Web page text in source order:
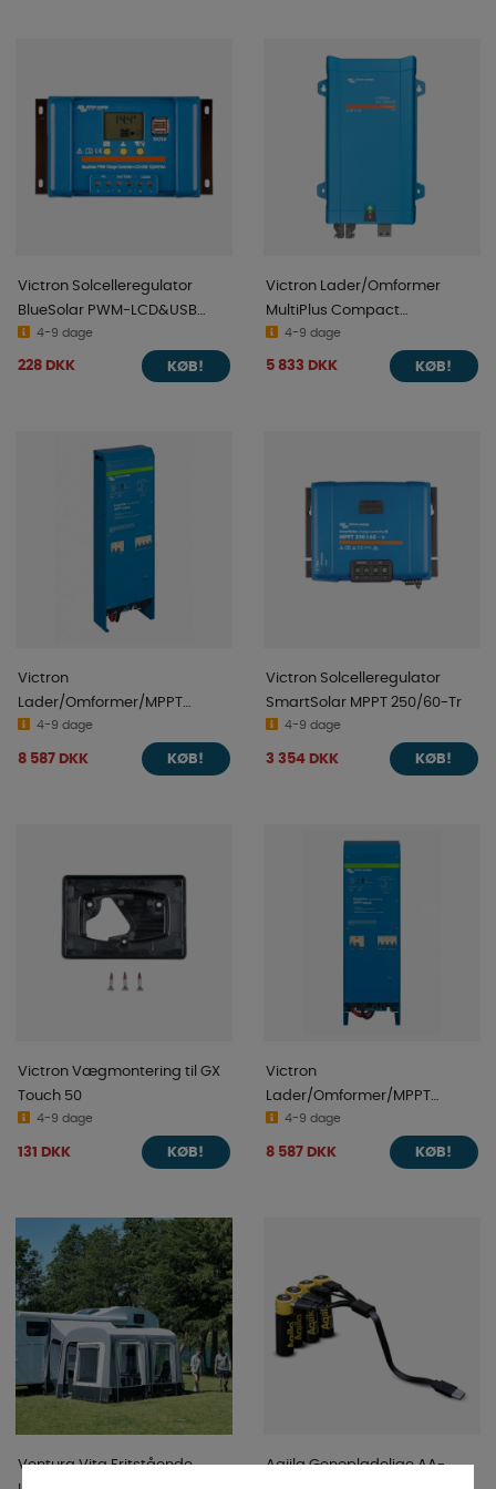
Victron Solcelleregulator
BlueSolar PWM-LCD&USB
12/24V-10A
4-9 dage
228 DKK KØB!
Victron Lader/Omformer
MultiPlus Compact
24/1200/25-16 230V VE.Bus
4-9 dage
5 833 DKK KØB!
Victron
Lader/Omformer/MPPT
EasySolar 12/1600/70-16 230V
100/50
4-9 dage
8 587 DKK KØB!
Victron Solcelleregulator
SmartSolar MPPT 250/60-Tr
4-9 dage
3 354 DKK KØB!
Victron Vægmontering til GX
Touch 50
4-9 dage
131 DKK KØB!
Victron
Lader/Omformer/MPPT
EasySolar 24/1600/40-16 230V
100/50
4-9 dage
8 587 DKK KØB!
Ventura Vita Fritstående
Aqiila Genopladelige AA-